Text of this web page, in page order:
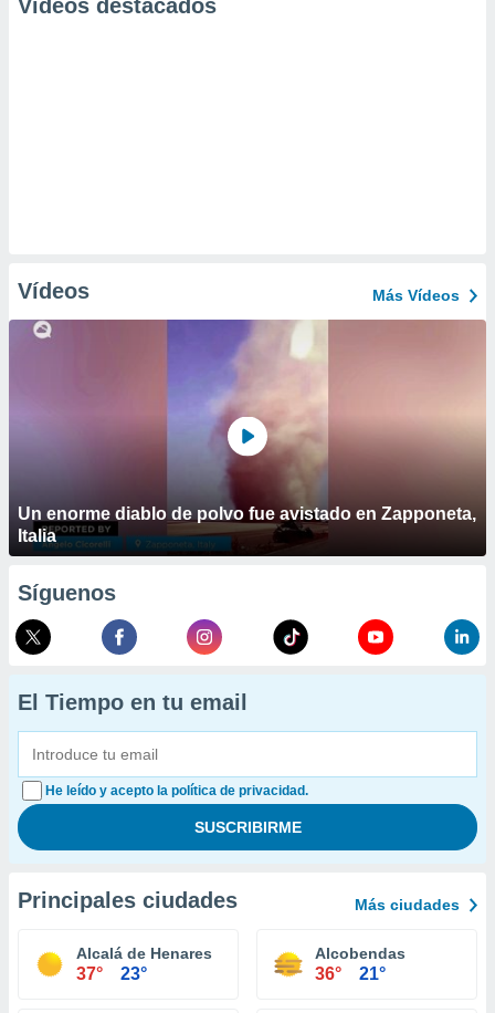
Videos destacados
Vídeos Más Vídeos
Un enorme diablo de polvo fue avistado en Zapponeta,
Italia
Síguenos
El Tiempo en tu email
He leído y acepto la política de privacidad.
Principales ciudades Más ciudades
Alcalá de Henares
37° 23°
Alcobendas
36° 21°